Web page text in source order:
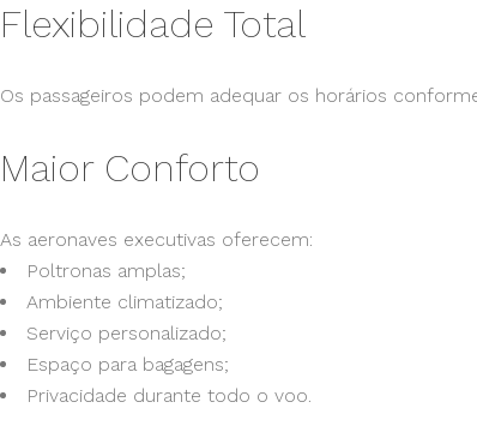
Flexibilidade Total
Os passageiros podem adequar os horários
Maior Conforto
As aeronaves executivas oferecem:
Poltronas amplas;
Ambiente climatizado;
Serviço personalizado;
Espaço para bagagens;
Privacidade durante todo o voo.